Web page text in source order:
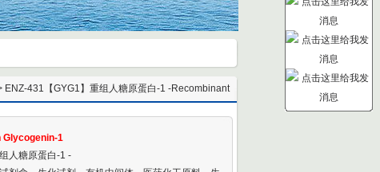
ENZ-431【GYG1】重组人糖原蛋白-1 -Recombinant
Glycogenin-1
人糖原蛋白-1 -